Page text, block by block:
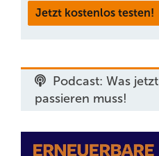
Jetzt kostenlos testen!
Podcast: Was jetzt
passieren muss!